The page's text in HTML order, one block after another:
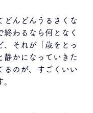
どんどんうるさくな
終わるなら何となく
、それが「歳をとっ
静かになっていきた
るのが、すごくいい